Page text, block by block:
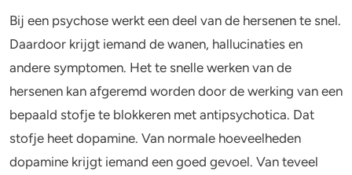
3-MMC
GHB
Alcohol
Lachgas
Combinaties & medicijnen
Zorgen om iemand
Stoppen of minderen
Feiten over verslaving
Bij een psychose werkt een deel van de hersenen te snel.
Daardoor krijgt iemand de wanen, hallucinaties en
andere symptomen. Het te snelle werken van de
hersenen kan afgeremd worden door de werking van een
bepaald stofje te blokkeren met antipsychotica. Dat
stofje heet dopamine. Van normale hoeveelheden
dopamine krijgt iemand een goed gevoel. Van teveel